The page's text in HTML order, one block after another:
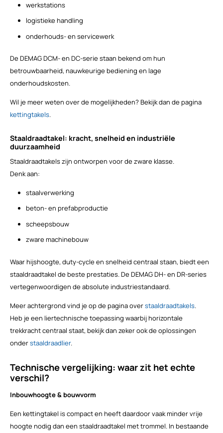
werkstations
logistieke handling
onderhouds- en servicewerk
De DEMAG DCM- en DC-serie staan bekend om hun
betrouwbaarheid, nauwkeurige bediening en lage
onderhoudskosten.
Wil je meer weten over de mogelijkheden? Bekijk dan de pagina
kettingtakels.
Staaldraadtakel: kracht, snelheid en industriële
duurzaamheid
Staaldraadtakels zijn ontworpen voor de zware klasse.
Denk aan:
staalverwerking
beton- en prefabproductie
scheepsbouw
zware machinebouw
Waar hijshoogte, duty-cycle en snelheid centraal staan, biedt een
staaldraadtakel de beste prestaties. De DEMAG DH- en DR-series
vertegenwoordigen de absolute industriestandaard.
Meer achtergrond vind je op de pagina overstaaldraadtakels.
Heb je een liertechnische toepassing waarbij horizontale
trekkracht centraal staat, bekijk dan zeker ook de oplossingen
onderstaaldraadlier.
Technische vergelijking: waar zit het echte
verschil?
Inbouwhoogte & bouwvorm
Een kettingtakel is compact en heeft daardoor vaak minder vrije
hoogte nodig dan een staaldraadtakel met trommel. In bestaande